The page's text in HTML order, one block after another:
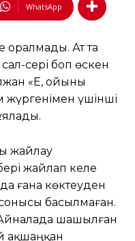
WhatsApp
оралмады. Ат та
сері боп өскен
«Е, ойыны
жүргенімен үшінші
жайлау
жайлап келе
ғана көктеуден
басылмаған.
шашылған
ақшаңқан